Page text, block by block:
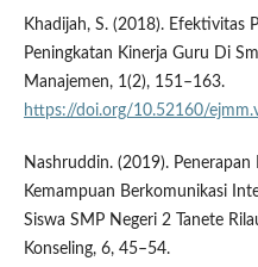
Khadijah, S. (2018). Efektivitas
Peningkatan Kinerja Guru Di
Manajemen, 1(2), 151–163.
https://doi.org/10.52160/
Nashruddin. (2019).
Kemampuan Berkomunikasi
Siswa SMP Negeri 2 Tanete
Konseling, 6, 45–54.